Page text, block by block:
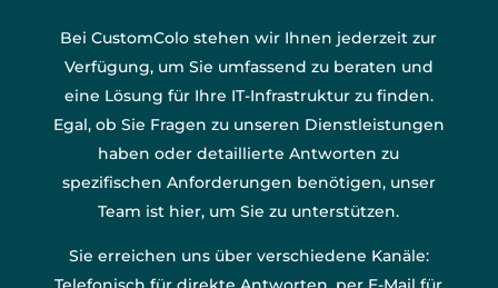
Bei CustomColo stehen wir Ihnen jederzeit zur
Verfügung, um Sie umfassend zu beraten und
eine Lösung für Ihre IT-Infrastruktur zu finden.
Egal, ob Sie Fragen zu unseren Dienstleistungen
haben oder detaillierte Antworten zu
spezifischen Anforderungen benötigen, unser
Team ist hier, um Sie zu unterstützen.
Sie erreichen uns über verschiedene Kanäle: